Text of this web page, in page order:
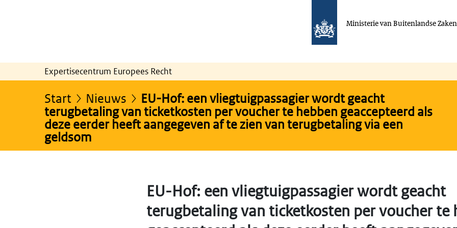
Ministerie van Buitenlandse Zaken
Expertisecentrum Europees Recht
Start Nieuws
EU-Hof: een vliegtuigpassagier wordt geacht
terugbetaling van ticketkosten per voucher te hebben geaccepteerd als
deze eerder heeft aangegeven af te zien van terugbetaling via een
geldsom
EU-Hof: een vliegtuigpassagier wordt geacht
terugbetaling van ticketkosten per voucher te